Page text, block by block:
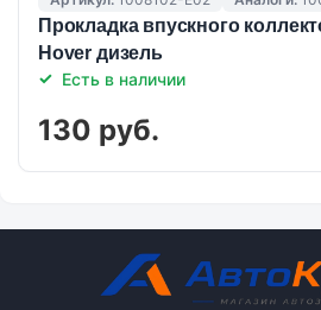
Прокладка впускного
Hover дизель
Есть в наличии
130 руб.